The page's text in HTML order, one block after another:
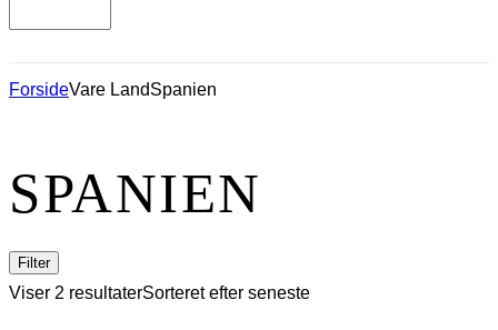
ForsideVare LandSpanien
SPANIEN
Filter
Viser 2 resultaterSorteret efter seneste